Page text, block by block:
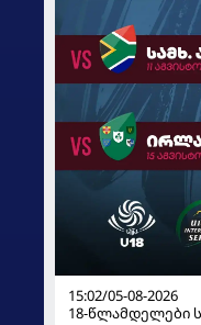
15:02/05-08-2026
18-წლამდელები